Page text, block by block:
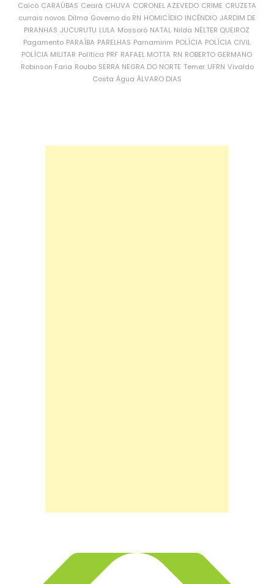
Caicó CARAÚBAS Ceará CHUVA CORONEL AZEVEDO CRIME CRUZETA
currais novos Dilma Governo do RN HOMICÍDIO INCÊNDIO JARDIM DE
PIRANHAS JUCURUTU LULA Mossoró NATAL Nilda NÉLTER QUEIROZ
Pagamento PARAÍBA PARELHAS Parnamirim POLÍCIA POLÍCIA CIVIL
POLÍCIA MILITAR Política PRF RAFAEL MOTTA RN ROBERTO GERMANO
Robinson Faria Roubo SERRA NEGRA DO NORTE Temer UFRN Vivaldo
Costa Água ÁLVARO DIAS